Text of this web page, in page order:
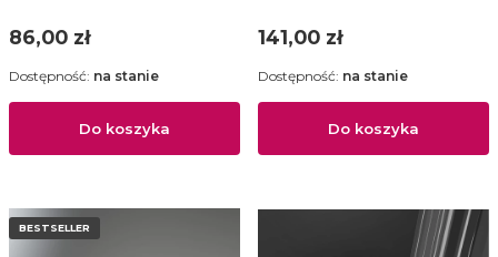
Cena
86,00 zł
Do koszyka
Dostępność: na stanie
Cena
141,00 zł
Do koszyka
Dostępność: na stanie
BESTSELLER